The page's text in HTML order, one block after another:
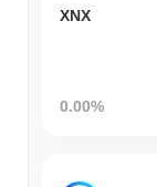
XNX
0.00%